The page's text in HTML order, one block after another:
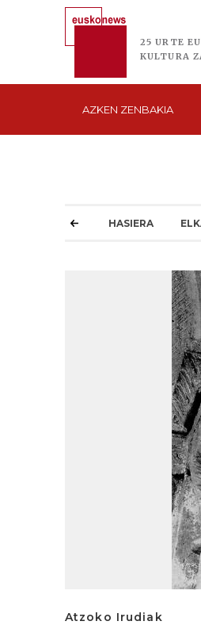
25 URTE
KULTURA
AZKEN ZENBAKIA
HASIERA
Atzoko Irudiak